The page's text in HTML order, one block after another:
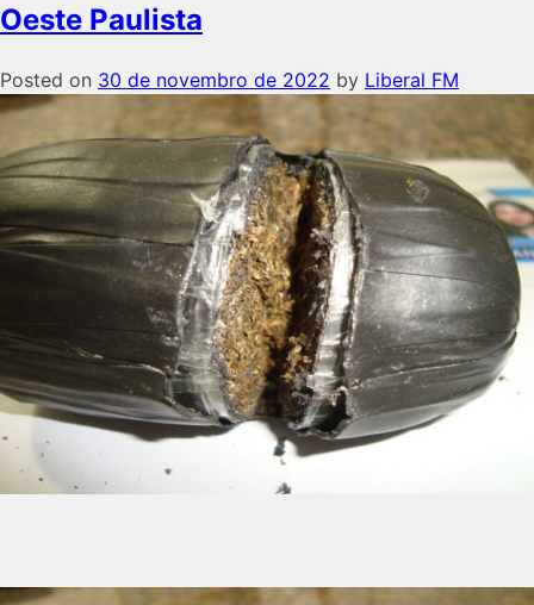
Oeste Paulista
Posted on 30 de novembro de 2022 by Liberal FM